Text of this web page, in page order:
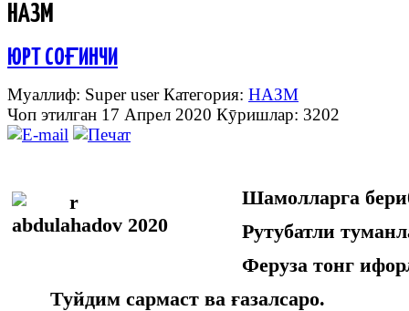
НАЗМ
ЮРТ СОҒИНЧИ
Муаллиф: Super userКатегория: НАЗМ
Чоп этилган 17 Апрел 2020 Кӯришлар: 3202
Шамолларга
Рутубатли
Феруза тонг
Туйдим сармаст ва ғазалсаро.